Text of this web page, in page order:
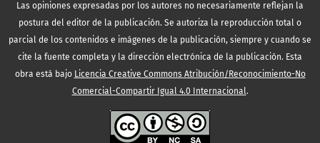
Las opiniones expresadas por los autores no necesariamente reflejan la
postura del editor de la publicación. Se autoriza la reproducción total o
parcial de los contenidos e imágenes de la publicación, siempre y cuando se
cite la fuente completa y la dirección electrónica de la publicación. Esta
obra está bajo Licencia Creative Commons Atribución/Reconocimiento-No
Comercial-Compartir Igual 4.0 Internacional.